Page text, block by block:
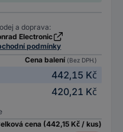
a doprava:
Electronic
podmínky
Cena balení (Bez DPH.)
442,15 Kč
420,21 Kč
cena (442,15 Kč / kus)